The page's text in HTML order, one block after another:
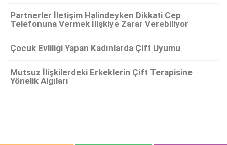
Partnerler İletişim Halindeyken Dikkati Cep
Telefonuna Vermek İlişkiye Zarar Verebiliyor
Çocuk Evliliği Yapan Kadınlarda Çift Uyumu
Mutsuz İlişkilerdeki Erkeklerin Çift Terapisine
Yönelik Algıları